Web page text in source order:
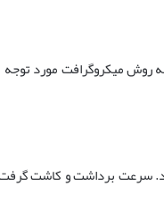
روش میکروگرافت مورد
سرعت برداشت و کاشت